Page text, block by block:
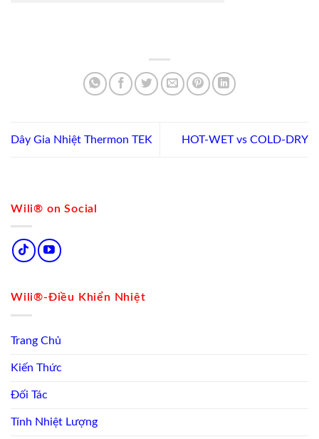
Wili® on Social
Wili®-Điều Khiển Nhiệt
Trang Chủ
Kiến Thức
Đối Tác
Tính Nhiệt Lượng
Dây Gia Nhiệt Thermon TEK HOT-WET vs COLD-DRY